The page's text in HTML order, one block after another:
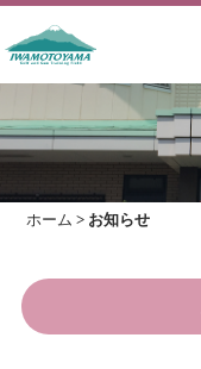
ホーム > お知らせ